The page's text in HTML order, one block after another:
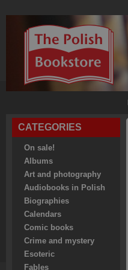
CATEGORIES
On sale!
Albums
Art and photography
Audiobooks in Polish
Biographies
Calendars
Comic books
Crime and mystery
Esoteric
Fables